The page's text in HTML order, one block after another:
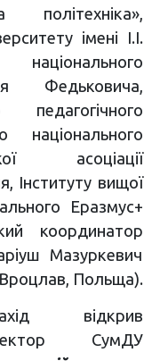
політехніка»,
імені І.І.
національного
Федьковича,
педагогічного
національного
асоціації
Інституту вищої
Еразмус+
координатор
Мазуркевич
Вроцлав, Польща).
відкрив
СумДУ